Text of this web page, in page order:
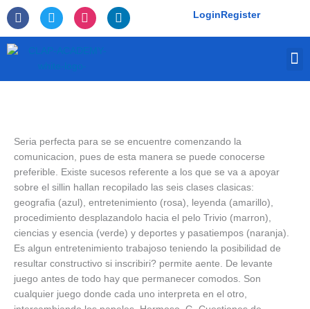
Skip
to
content
F
a
c
e
T
w
i
I
n
s
L
i
n
LoginRegister
Seri­a perfecta para se se encuentre comenzando la
comunicacion, pues de esta manera se puede conocerse
preferible. Existe sucesos referente a los que se va a apoyar
sobre el silli­n hallan recopilado las seis clases clasicas:
geografia (azul), entretenimiento (rosa), leyenda (amarillo),
procedimiento desplazandolo hacia el pelo Trivio (marron),
ciencias y esencia (verde) y deportes y pasatiempos (naranja).
Es algun entretenimiento trabajoso teniendo la posibilidad de
resultar constructivo si inscribiri? permite aente. De levante
juego antes de todo hay que permanecer comodos. Son
cualquier juego donde cada uno interpreta en el otro,